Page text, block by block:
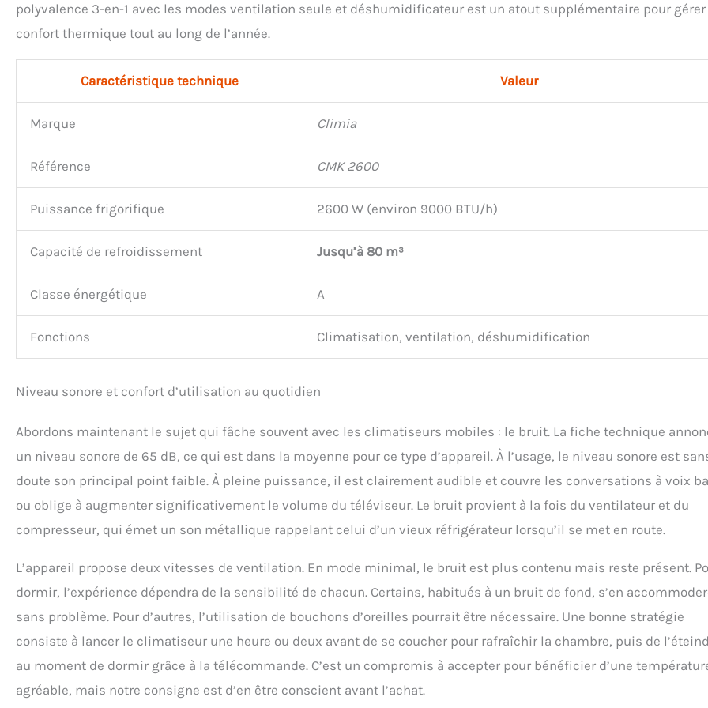
polyvalence 3-en-1 avec les modes ventilation seule et déshumidificateur est un atout supplémentaire pour
confort thermique tout au long de l’année.
Caractéristique technique Valeur
Marque Climia
Référence CMK 2600
Puissance frigorifique 2600 W (environ 9000 BTU/h)
Capacité de refroidissement Jusqu’à 80 m³
Classe énergétique A
Fonctions Climatisation, ventilation, déshumidification
Niveau sonore et confort d’utilisation au quotidien
Abordons maintenant le sujet qui fâche souvent avec les climatiseurs mobiles : le bruit. La fiche technique
un niveau sonore de 65 dB, ce qui est dans la moyenne pour ce type d’appareil. À l’usage, le niveau sonore est
doute son principal point faible. À pleine puissance, il est clairement audible et couvre les conversations à voix
ou oblige à augmenter significativement le volume du téléviseur. Le bruit provient à la fois du ventilateur et du
compresseur, qui émet un son métallique rappelant celui d’un vieux réfrigérateur lorsqu’il se met en route.
L’appareil propose deux vitesses de ventilation. En mode minimal, le bruit est plus contenu mais reste présent.
dormir, l’expérience dépendra de la sensibilité de chacun. Certains, habitués à un bruit de fond, s’en
sans problème. Pour d’autres, l’utilisation de bouchons d’oreilles pourrait être nécessaire. Une bonne stratégie
consiste à lancer le climatiseur une heure ou deux avant de se coucher pour rafraîchir la chambre, puis de
au moment de dormir grâce à la télécommande. C’est un compromis à accepter pour bénéficier d’une
agréable, mais notre consigne est d’en être conscient avant l’achat.